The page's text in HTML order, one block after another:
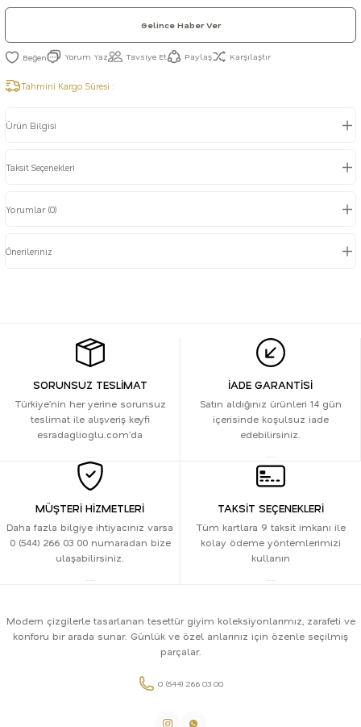
Gelince Haber Ver
Yorum Yaz Tavsiye Et Paylaş Karşılaştır
Tahmini Kargo Süresi :
Ürün Bilgisi
Taksit Seçenekleri
Yorumlar (0)
Önerileriniz
SORUNSUZ TESLİMAT
Türkiye’nin her yerine sorunsuz
teslimat ile alışveriş keyfi
esradaglioglu.com’da
İADE GARANTİSİ
Satın aldığınız ürünleri 14 gün
içerisinde koşulsuz iade
edebilirsiniz.
MÜŞTERİ HİZMETLERİ
Daha fazla bilgiye ihtiyacınız varsa
0 (544) 266 03 00 numaradan bize
ulaşabilirsiniz.
TAKSİT SEÇENEKLERİ
Tüm kartlara 9 taksit imkanı ile
kolay ödeme yöntemlerimizi
kullanın
Modern çizgilerle tasarlanan tesettür giyim koleksiyonlarımız, zarafeti ve
konforu bir arada sunar. Günlük ve özel anlarınız için özenle seçilmiş
parçalar.
0 (544) 266 03 00